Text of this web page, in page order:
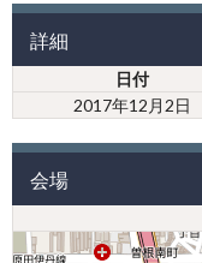
詳細
日付
2017年12月2日
会場